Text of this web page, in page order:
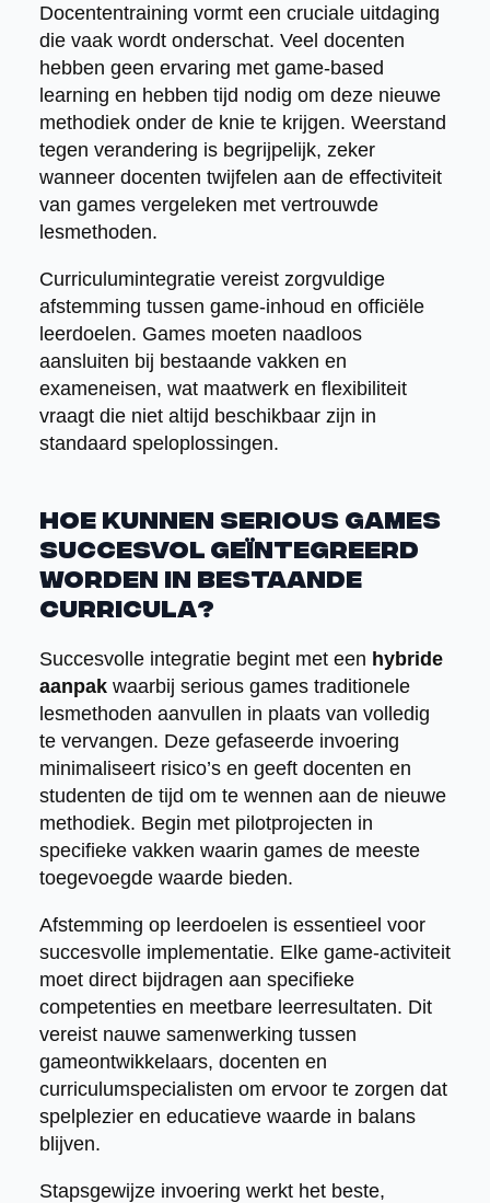
Docententraining vormt een cruciale uitdaging
die vaak wordt onderschat. Veel docenten
hebben geen ervaring met game-based
learning en hebben tijd nodig om deze nieuwe
methodiek onder de knie te krijgen. Weerstand
tegen verandering is begrijpelijk, zeker
wanneer docenten twijfelen aan de effectiviteit
van games vergeleken met vertrouwde
lesmethoden.
Curriculumintegratie vereist zorgvuldige
afstemming tussen game-inhoud en officiële
leerdoelen. Games moeten naadloos
aansluiten bij bestaande vakken en
exameneisen, wat maatwerk en flexibiliteit
vraagt die niet altijd beschikbaar zijn in
standaard speloplossingen.
Hoe kunnen serious games
succesvol geïntegreerd
worden in bestaande
curricula?
Succesvolle integratie begint met een hybride
aanpakwaarbij serious games traditionele
lesmethoden aanvullen in plaats van volledig
te vervangen. Deze gefaseerde invoering
minimaliseert risico’s en geeft docenten en
studenten de tijd om te wennen aan de nieuwe
methodiek. Begin met pilotprojecten in
specifieke vakken waarin games de meeste
toegevoegde waarde bieden.
Afstemming op leerdoelen is essentieel voor
succesvolle implementatie. Elke game-activiteit
moet direct bijdragen aan specifieke
competenties en meetbare leerresultaten. Dit
vereist nauwe samenwerking tussen
gameontwikkelaars, docenten en
curriculumspecialisten om ervoor te zorgen dat
spelplezier en educatieve waarde in balans
blijven.
Stapsgewijze invoering werkt het beste,